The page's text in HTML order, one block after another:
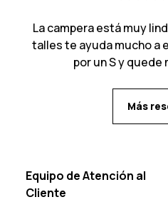
La campera está muy
talles te ayuda mucho a
por un S y
Más
Equipo de Atención al
Cliente